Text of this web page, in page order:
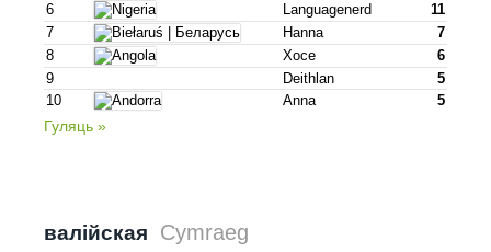
6
Languagenerd
11
7
Hanna
7
8
Хосе
6
9
Deithlan
5
10
Anna 5
Гуляць »
валійская Cymraeg